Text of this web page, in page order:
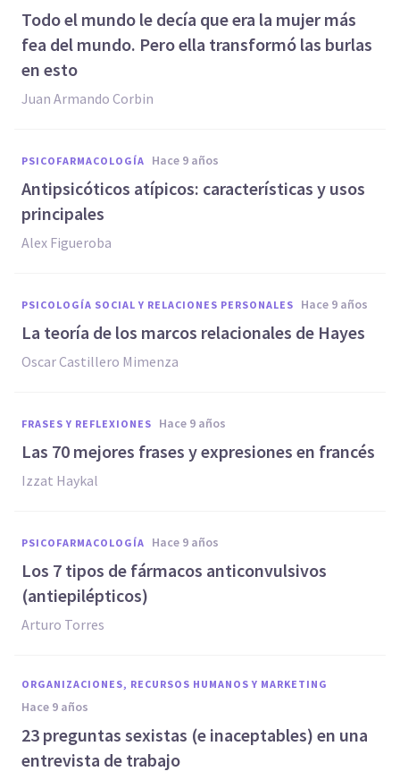
​Todo el mundo le decía que era la mujer más
fea del mundo. Pero ella transformó las burlas
en esto
Juan Armando Corbin
PSICOFARMACOLOGÍA hace 9 años
Antipsicóticos atípicos: características y usos
principales
Alex Figueroba
PSICOLOGÍA SOCIAL Y RELACIONES PERSONALES hace 9 años
La teoría de los marcos relacionales de Hayes
Oscar Castillero Mimenza
FRASES Y REFLEXIONES hace 9 años
​Las 70 mejores frases y expresiones en francés
Izzat Haykal
PSICOFARMACOLOGÍA hace 9 años
Los 7 tipos de fármacos anticonvulsivos
(antiepilépticos)
Arturo Torres
ORGANIZACIONES, RECURSOS HUMANOS Y MARKETING
hace 9 años
​23 preguntas sexistas (e inaceptables) en una
entrevista de trabajo